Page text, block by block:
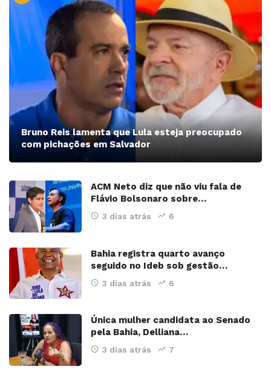
Bruno Reis lamenta que Lula esteja preocupado
com pichações em Salvador
ACM Neto diz que não viu fala de
Flávio Bolsonaro sobre…
3 dias atrás 6
Bahia registra quarto avanço
seguido no Ideb sob gestão…
3 dias atrás 6
Única mulher candidata ao Senado
pela Bahia, Delliana…
3 dias atrás 7